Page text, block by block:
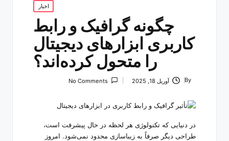
Posted
in
اخبار
چگونه گرافیک و رابط
کاربری ابزارهای دیجیتال
را متحول کرده‌اند؟
Posted
By آوریل 18, 2025 No Comments
در دنیایی که تکنولوژی هر لحظه در حال پیشرفت است،
طراحی دیگر صرفاً به زیباسازی محدود نمی‌شود. امروز